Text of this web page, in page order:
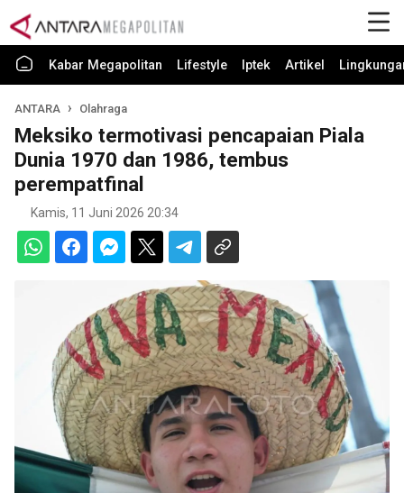
Kabar Megapolitan Lifestyle Iptek Artikel
ANTARA Olahraga
Meksiko termotivasi pencapaian Piala
Dunia 1970 dan 1986, tembus
perempatfinal
Kamis, 11 Juni 2026 20:34